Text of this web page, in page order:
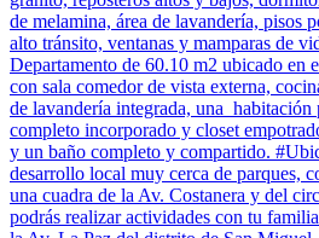
de melamina, área de lavandería, pisos
alto tránsito, ventanas y mamparas de
Departamento de 60.10 m2 ubicado en
con sala comedor de vista externa,
de lavandería integrada, una
completo incorporado y closet
y un baño completo y compartido.
desarrollo local muy cerca de parques,
una cuadra de la Av. Costanera y del
podrás realizar actividades con tu